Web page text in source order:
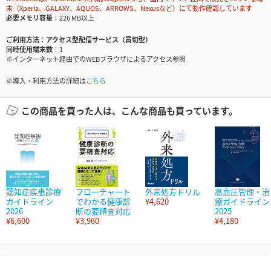
末（Xperia、GALAXY、AQUOS、ARROWS、Nexusなど）にて動作確認しています
必要メモリ容量
226 MB以上
ご利用方法
アクセス型配信サービス（買切型）
同時使用端末数
1
※インターネット経由でのWEBブラウザによるアクセス参照
※導入・利用方法の詳細はこちら
この商品を買った人は、こんな商品も買っています。
認知症疾患診療
ガイドライン
2026
¥6,600
フローチャート
でわかる健康診
断の要精査対応
¥3,960
外来処方ドリル
¥4,620
高血圧管理・治
療ガイドライン
2025
¥4,180